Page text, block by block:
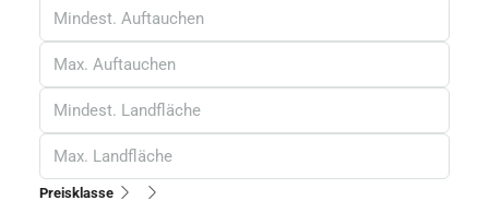
Preisklasse